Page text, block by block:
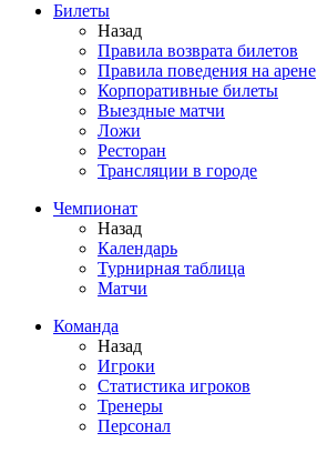
Билеты
Назад
Правила возврата билетов
Правила поведения на арене
Корпоративные билеты
Выездные матчи
Ложи
Ресторан
Трансляции в городе
Чемпионат
Назад
Календарь
Турнирная таблица
Матчи
Команда
Назад
Игроки
Статистика игроков
Тренеры
Персонал